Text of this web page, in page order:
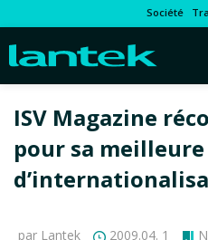
Société
ISV Magazine
pour sa
par Lantek 2009.04. 1